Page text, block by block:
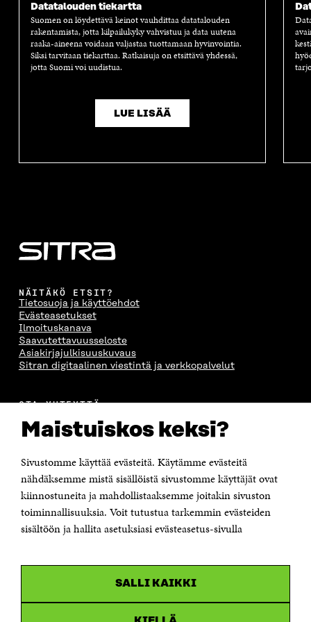
Maistuiskos keksi?
Sivustomme käyttää evästeitä. Käytämme evästeitä
nähdäksemme mistä sisällöistä sivustomme käyttäjät ovat
kiinnostuneita ja mahdollistaaksemme joitakin sivuston
toiminnallisuuksia. Voit tutustua tarkemmin evästeiden
sisältöön ja hallita asetuksiasi evästeasetus-sivulla
SALLI KAIKKI
S
A
A
S
A
S
S
A
Datatalouden tiekartta
Suomen on löydettävä keinot vauhdittaa datatalouden
rakentamista, jotta kilpailukyky vahvistuu ja data uutena
raaka-aineena voidaan valjastaa tuottamaan hyvinvointia.
Siksi tarvitaan tiekarttaa. Ratkaisuja on etsittävä yhdessä,
jotta Suomi voi uudistua.
LUE LISÄÄ
NÄITÄKÖ ETSIT?
Tietosuoja ja käyttöehdot
Evästeasetukset
Ilmoituskanava
Saavutettavuusseloste
Asiakirjajulkisuuskuvaus
Sitran digitaalinen viestintä ja verkkopalvelut
OTA YHTEYTTÄ
Itämerenkatu 11-13, PL 160,
00181 Helsinki
Puhelin +358 294 618 991
Sähköpostiosoite
Saapumisohjeet
Y-tunnus 0202132-3
uudessa